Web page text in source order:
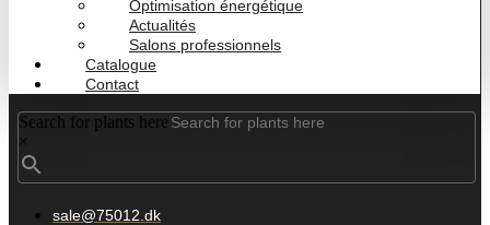
Optimisation énergétique
Actualités
Salons professionnels
Catalogue
Contact
Search for plants here
×
sale@75012.dk